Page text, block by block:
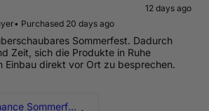
12 days ago
• Purchased 20 days ago
Sommerfest. Dadurch
Zeit, sich die Produkte in Ruhe
Einbau direkt vor Ort zu besprechen.
HPerformance Sommerfest 2026